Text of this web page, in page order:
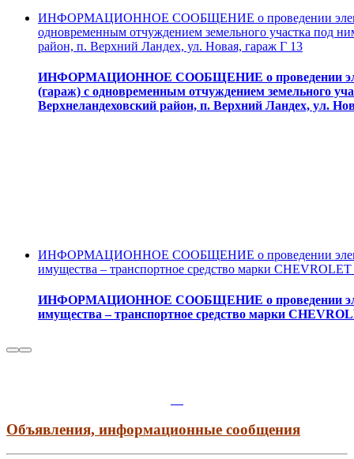
ИНФОРМАЦИОННОЕ СООБЩЕНИЕ о проведении
одновременным отчуждением земельного участка под
район, п. Верхний Ландех, ул. Новая, гараж Г 13
ИНФОРМАЦИОННОЕ СООБЩЕНИЕ о проведении
(гараж) с одновременным отчуждением земельного
Верхнеландеховский район, п. Верхний Ландех, ул.
ИНФОРМАЦИОННОЕ СООБЩЕНИЕ о проведении
имущества – транспортное средство марки
ИНФОРМАЦИОННОЕ СООБЩЕНИЕ о проведении
имущества – транспортное средство марки
Объявления, информационные сообщения